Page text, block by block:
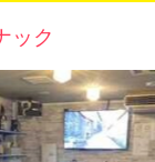
ック